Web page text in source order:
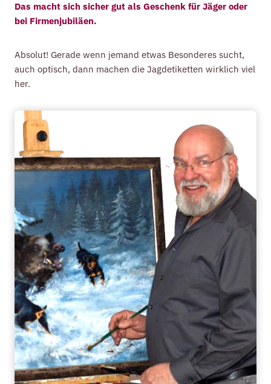
Das macht sich sicher gut als Geschenk für Jäger oder
bei Firmenjubiläen.
Absolut! Gerade wenn jemand etwas Besonderes sucht,
auch optisch, dann machen die Jagdetiketten wirklich viel
her.